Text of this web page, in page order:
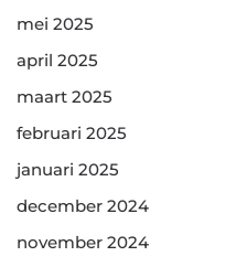
mei 2025
april 2025
maart 2025
februari 2025
januari 2025
december 2024
november 2024